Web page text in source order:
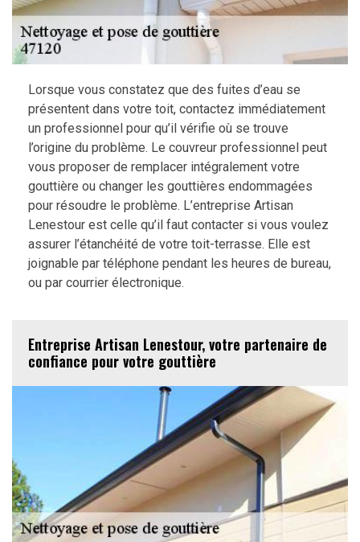
Lorsque vous constatez que des fuites d’eau se
présentent dans votre toit, contactez immédiatement
un professionnel pour qu’il vérifie où se trouve
l’origine du problème. Le couvreur professionnel peut
vous proposer de remplacer intégralement votre
gouttière ou changer les gouttières endommagées
pour résoudre le problème. L’entreprise Artisan
Lenestour est celle qu’il faut contacter si vous voulez
assurer l’étanchéité de votre toit-terrasse. Elle est
joignable par téléphone pendant les heures de bureau,
ou par courrier électronique.
Entreprise Artisan Lenestour, votre partenaire de
confiance pour votre gouttière